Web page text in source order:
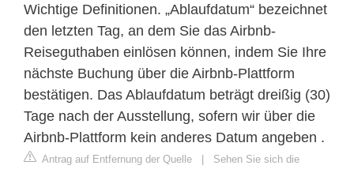
Wichtige Definitionen. „Ablaufdatum“ bezeichnet
den letzten Tag, an dem Sie das Airbnb-
Reiseguthaben einlösen können, indem Sie Ihre
nächste Buchung über die Airbnb-Plattform
bestätigen. Das Ablaufdatum beträgt dreißig (30)
Tage nach der Ausstellung, sofern wir über die
Airbnb-Plattform kein anderes Datum angeben .
Antrag auf Entfernung der Quelle | Sehen Sie sich die